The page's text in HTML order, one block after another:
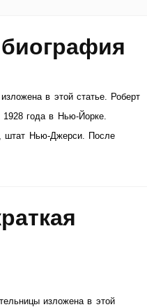
в этой статье. Роберт
года в Нью-Йорке.
штат Нью-Джерси. После
изложена в этой